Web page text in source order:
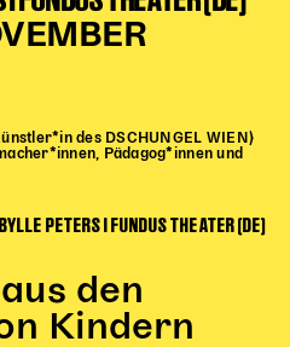
Institutionen
des DSCHUNGEL WIEN)
Pädagog*innen und
PETERS I FUNDUS THEATER (DE)
den
Kindern